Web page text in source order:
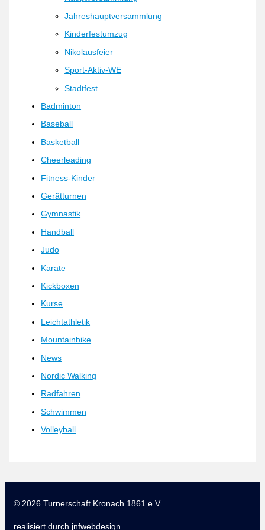
Jahreshauptversammlung
Kinderfestumzug
Nikolausfeier
Sport-Aktiv-WE
Stadtfest
Badminton
Baseball
Basketball
Cheerleading
Fitness-Kinder
Gerätturnen
Gymnastik
Handball
Judo
Karate
Kickboxen
Kurse
Leichtathletik
Mountainbike
News
Nordic Walking
Radfahren
Schwimmen
Volleyball
© 2026 Turnerschaft Kronach 1861 e.V.
realisiert durch jnfwebdesign